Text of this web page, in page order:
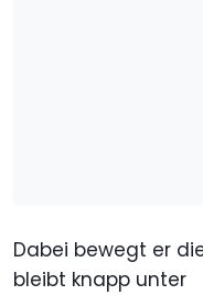
Dabei bewegt er
bleibt knapp unter